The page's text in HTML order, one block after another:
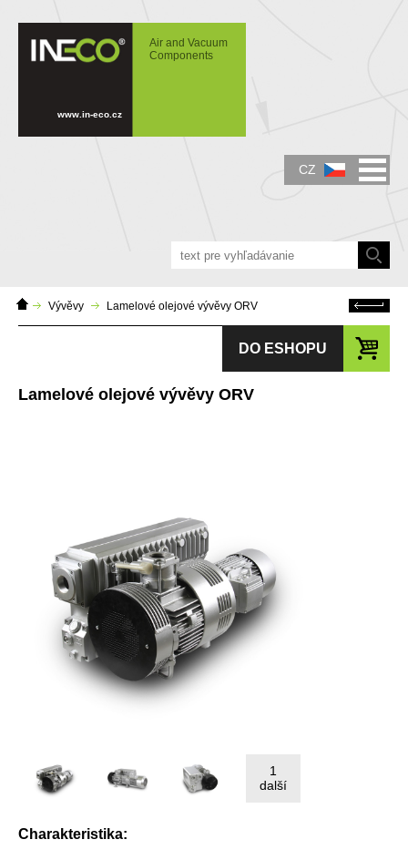
Lamelové olejové vývěvy ORVAir and Vacuum
Components
www.in-eco.cz
Domácí
stránka
Vývěvy Lamelové olejové vývěvy ORV Zpět
Lamelové olejové vývěvy ORV
DO ESHOPU
1
další
Charakteristika:
CZ